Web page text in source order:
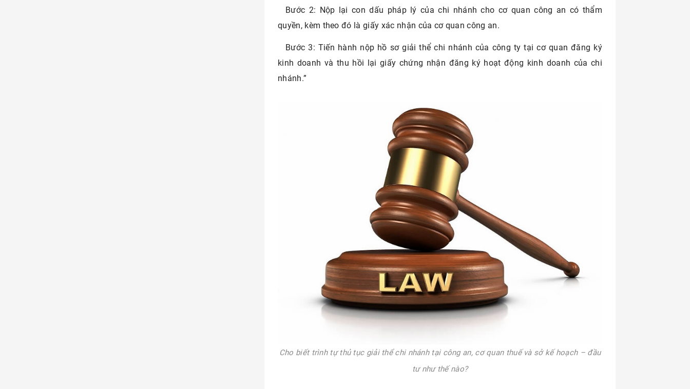
Bước 2: Nộp lại con dấu pháp lý của chi nhánh cho cơ quan công an có thẩm
quyền, kèm theo đó là giấy xác nhận của cơ quan công an.
Bước 3: Tiến hành nộp hồ sơ giải thể chi nhánh của công ty tại cơ quan đăng ký
kinh doanh và thu hồi lại giấy chứng nhận đăng ký hoạt động kinh doanh của chi
nhánh.”
Cho biết trình tự thủ tục giải thể chi nhánh tại công an, cơ quan thuế và sở kế hoạch – đầu
tư như thế nào?